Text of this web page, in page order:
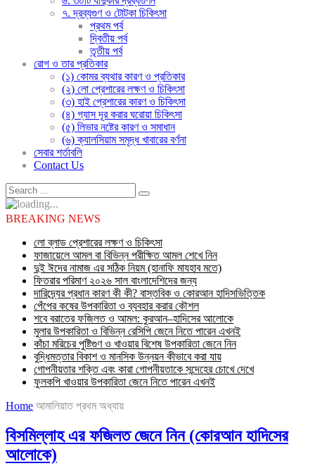
৭. দ্রব্যগুণ ও টোটকা চিকিৎসা
প্রথম পর্ব
দ্বিতীয় পর্ব
তৃতীয় পর্ব
রোগ ও তার প্রতিকার
(১) কোমর ব্যথার কারণ ও প্রতিকার
(২) লো প্রেশারের লক্ষণ ও চিকিৎসা
(৩) হাই প্রেশারের কারণ ও চিকিৎসা
(৪) গ্যাস দূর করার ঘরোয়া চিকিৎসা
(৫) লিভার নষ্টের কারণ ও সমাধান
(৬) ক্যালসিয়াম সমৃদ্ধ খাবারের বর্ণনা
সেবার শর্তাবলি
Contact Us
BREAKING NEWS
লো ব্লাড প্রেশারের লক্ষণ ও চিকিৎসা
ফাজায়েলে আমল বা বিভিন্ন পরীক্ষিত আমল শেখে নিন
দুই ঈদের নামাজ এর সঠিক নিয়ম (হানাফি মাযহাব মতে)
ফিতরার পরিমাণ ২০২৬ সাল বাংলাদেশিদের জন্য
দারিদ্র্যের প্রধান কারণ কী কী? বাস্তবিক ও কোরআন হাদিসভিত্তিক
পেঁপের কষের উপকারিতা ও ব্যবহার করার কৌশল
শবে বরাতের ফজিলত ও আমল: কুরআন–হাদিসের আলোকে
মুলার উপকারিতা ও বিভিন্ন রেসিপি জেনে নিতে পারেন এখনই
কাঁচা মরিচের পুষ্টিগুণ ও খাওয়ার বিশেষ উপকারিতা জেনে নিন
বুদ্ধিমত্তার বিকাশ ও মানসিক উন্নয়ন কীভাবে করা যায়
গোপনীয়তার শক্তি এবং কারা গোপনীয়তাকে সন্দেহের চোখে দেখে
ফুলকপি খাওয়ার উপকারিতা জেনে নিতে পারেন এখনই
Home আমালিয়াত প্রথম অধ্যায়
বিসমিল্লাহ এর ফজিলত জেনে নিন (কোরআন হাদিসের
আলোকে)